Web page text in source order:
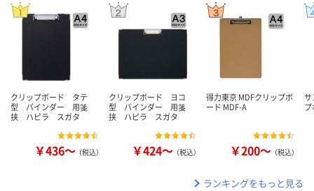
クリップボード タテ
型 バインダー 用箋
挟 ハピラ スガタ
￥436～ （税込）
クリップボード ヨコ
型 バインダー 用箋
挟 ハピラ スガタ
￥424～ （税込）
得力東京 MDFクリップボ
ード MDF-A
￥200～ （税込）
サ
ランキングをもっと見る